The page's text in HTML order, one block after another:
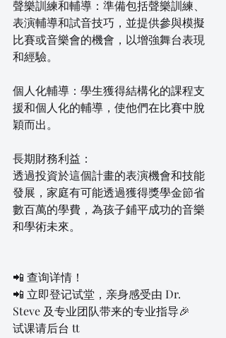
聲樂訓練和輔導：準備包括聲樂訓練、
表演輔導和試音技巧，並提供參與模擬
比賽或音樂會的機會，以增強舞台表現
和經驗。
個人化輔導：學生獲得結構化的課程支
援和個人化的輔導，使他們在比賽中脫
穎而出。
長期財務利益：
透過投資於這個計畫的表演機會和技能
發展，家庭有可能透過獲得獎學金節省
數百萬的學費，為孩子鋪平成功的音樂
和學術未來。
📲 查询详情！
📲 立即登记试堂，亲身感受由 Dr.
Steve 及专业团队带来的专业指导🎉
试课请后台 tt